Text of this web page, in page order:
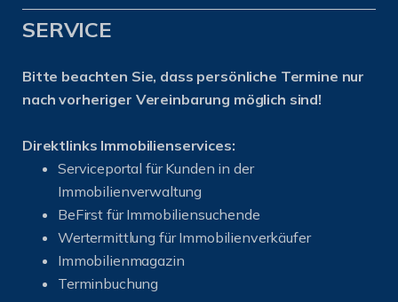
SERVICE
Bitte beachten Sie, dass persönliche Termine nur
nach vorheriger Vereinbarung möglich sind!
Direktlinks Immobilienservices:
Serviceportal für Kunden in der
Immobilienverwaltung
BeFirst für Immobiliensuchende
Wertermittlung für Immobilienverkäufer
Immobilienmagazin
Terminbuchung